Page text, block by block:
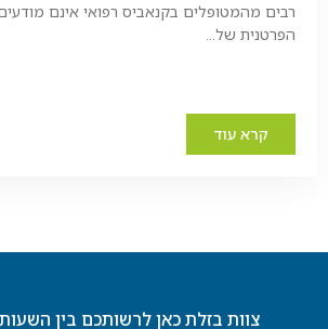
רבים מהמטופלים בקנאביס רפואי אינם
הפרטנית של...
קרא עוד
צוות בזלת כאן לרשותכם בין השעות 8:30-17:00